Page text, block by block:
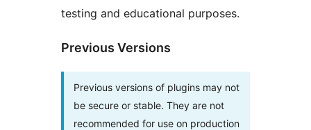
testing and educational purposes.
Previous Versions
Previous versions of plugins may not
be secure or stable. They are not
recommended for use on production